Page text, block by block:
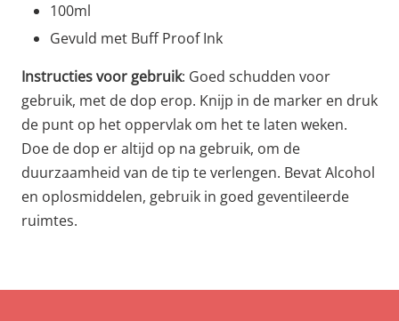
100ml
Gevuld met Buff Proof Ink
Instructies voor gebruik: Goed schudden voor
gebruik, met de dop erop. Knijp in de marker en druk
de punt op het oppervlak om het te laten weken.
Doe de dop er altijd op na gebruik, om de
duurzaamheid van de tip te verlengen. Bevat Alcohol
en oplosmiddelen, gebruik in goed geventileerde
ruimtes.